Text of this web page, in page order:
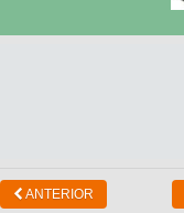
ANTERIOR